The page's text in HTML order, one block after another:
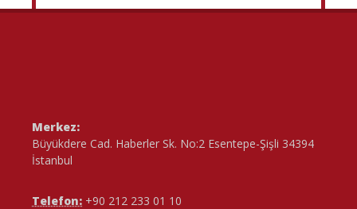
Merkez:
Büyükdere Cad. Haberler Sk. No:2 Esentepe-Şişli 34394
İstanbul
Telefon: +90 212 233 01 10